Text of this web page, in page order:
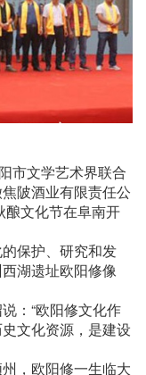
市文学艺术界联合
陂酒业有限责任公
酿文化节在阜南开
保护、研究和发
湖遗址欧阳修像
：“欧阳修文化作
文化资源，是建设
，欧阳修一生临大